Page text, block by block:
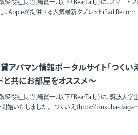
役社長：黒崎賢一、以下「BearTail」）は、スマートフ
、Appleが提供する人気最新タブレットiPad Retin…
パマン情報ポータルサイト「つくい
と共にお部屋をオススメ～
役社長：黒崎賢一、以下「BearTail」）は、筑波大学
開始いたしました。 つくいえ（http://tsukuba-